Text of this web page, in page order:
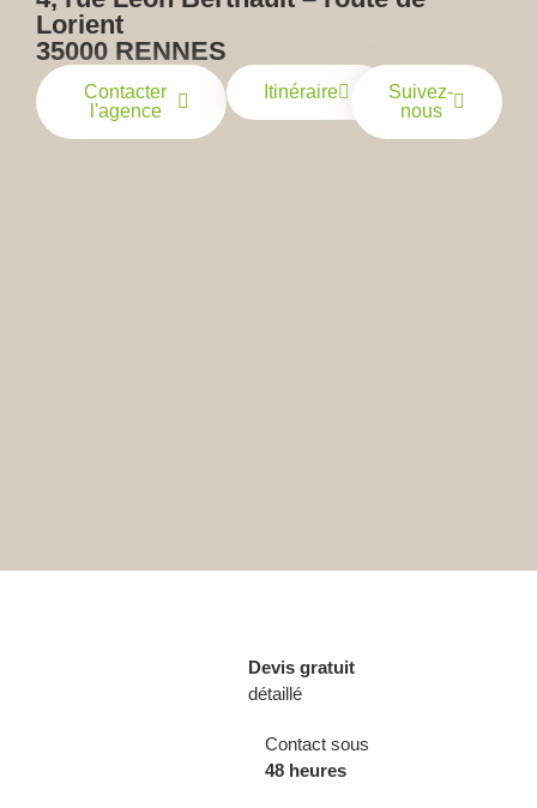
Lorient
35000 RENNES
Contacter
l'agence
Itinéraire
Suivez-
nous
Devis gratuit
détaillé
Contact sous
48 heures